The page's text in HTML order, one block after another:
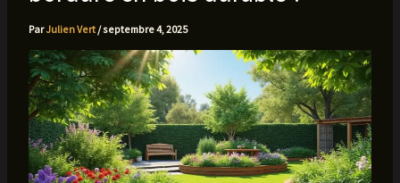
ParJulien Vert /septembre 4, 2025